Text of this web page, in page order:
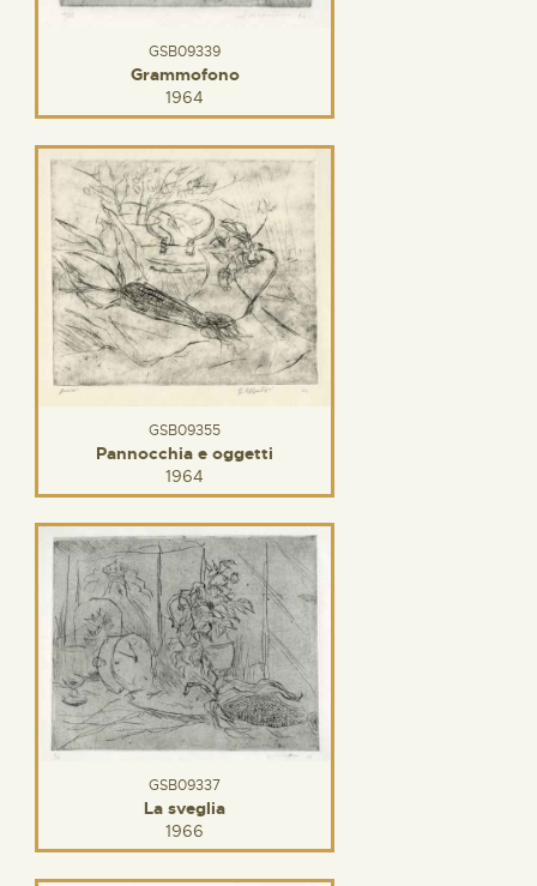
GSB09339
Grammofono
1964
GSB09355
Pannocchia e oggetti
1964
GSB09337
La sveglia
1966